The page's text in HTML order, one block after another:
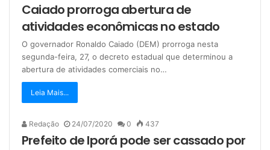
Caiado prorroga abertura de
atividades econômicas no estado
O governador Ronaldo Caiado (DEM) prorroga nesta
segunda-feira, 27, o decreto estadual que determinou a
abertura de atividades comerciais no…
Leia Mais...
Redação 24/07/2020 0 437
Prefeito de Iporá pode ser cassado por